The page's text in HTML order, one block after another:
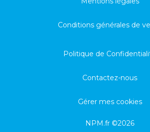
Conditions générales de
Politique de
Contactez-nous
Gérer mes cookies
NPM.fr ©2026